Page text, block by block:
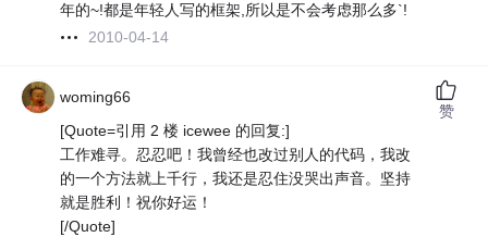
年的~!都是年轻人写的框架,所以是不会考虑那么多`!
2010-04-14
woming66
[Quote=引用 2 楼 icewee 的回复:]
工作难寻。忍忍吧！我曾经也改过别人的代码，我改
的一个方法就上千行，我还是忍住没哭出声音。坚持
就是胜利！祝你好运！
[/Quote]
赞